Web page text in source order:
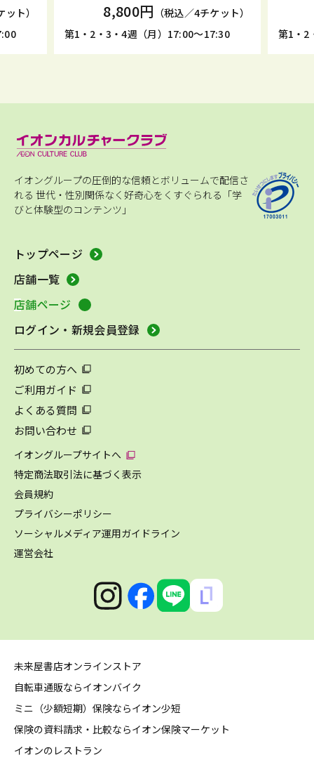
ト）
8,800円 （税込／4チケット）
第1・2・3・4週（月）17:00～17:30
第1・2
イオングループの圧倒的な信頼とボリュームで配信さ
れる 世代・性別関係なく好奇心をくすぐられる「学
びと体験型のコンテンツ」
トップページ
店舗一覧
店舗ページ
ログイン・新規会員登録
初めての方へ
ご利用ガイド
よくある質問
お問い合わせ
イオングループサイトへ
特定商法取引法に基づく表示
会員規約
プライバシーポリシー
ソーシャルメディア運用ガイドライン
運営会社
未来屋書店オンラインストア
自転車通販ならイオンバイク
ミニ（少額短期）保険ならイオン少短
保険の資料請求・比較ならイオン保険マーケット
イオンのレストラン